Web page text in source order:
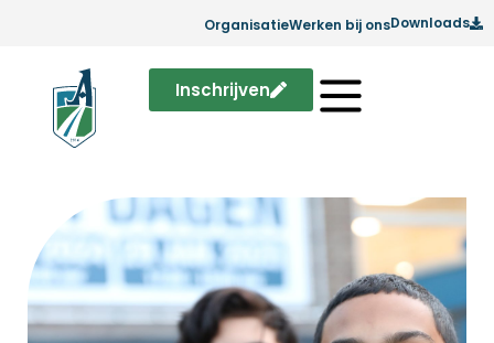
OrganisatieWerken bij onsDownloads
Inschrijven